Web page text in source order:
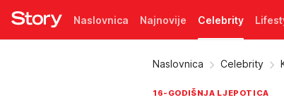
Naslovnica Najnovije Celebrity
Naslovnica Celebrity
16-GODIŠNJA LJEPOTICA